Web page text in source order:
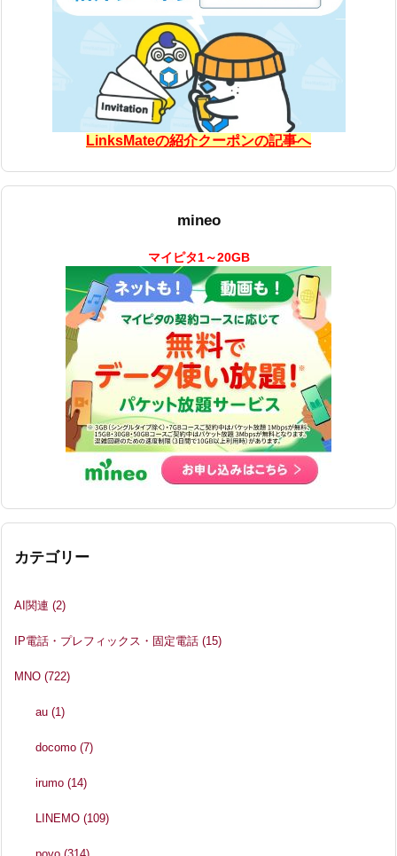
LinksMateの紹介クーポンの記事へ
mineo
マイピタ1～20GB
カテゴリー
AI関連 (2)
IP電話・プレフィックス・固定電話 (15)
MNO (722)
au(1)
docomo(7)
irumo(14)
LINEMO(109)